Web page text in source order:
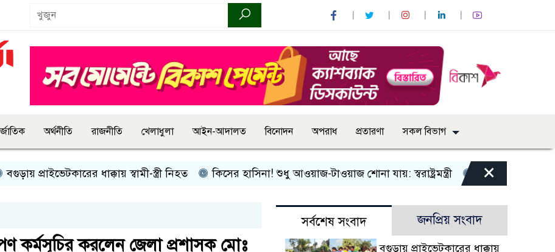
অর্থনীতি রাজনীতি খেলাধুলা আইন-আদালত বিনোদন অপরাধ প্রতারণা সকল বিভাগ
প্রাইভেটকারের ধাক্কায় স্বামী-স্ত্রী নিহত কিসের হাসিনা! শুধু আওয়াজ-টাওয়াজ শোনা যায়: স্বরাষ্ট্রমন্ত্রী তিন দিনের মধ্যে গ্যাস
×
কর্মসূচির করলেন জেলা প্রশাসক মোঃ
সর্বশেষ সংবাদ জনপ্রিয় সংবাদ
বগুড়ায় প্রাইভেটকারের ধাক্কায়